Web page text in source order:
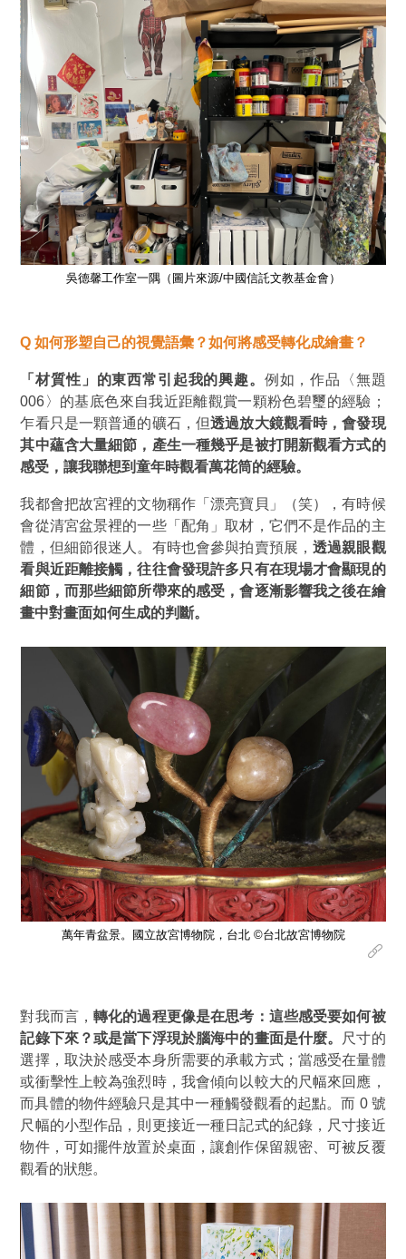
吳德馨工作室一隅（圖片來源/中國信託文教基金會）
Q如何形塑自己的視覺語彙？如何將感受轉化成繪畫？
「材質性」的東西常引起我的興趣。 例如，作品〈無題
006〉的基底色來自我近距離觀賞一顆粉色碧璽的經驗；
乍看只是一顆普通的礦石，但透過放大鏡觀看時，會發現
其中蘊含大量細節，產生一種幾乎是被打開新觀看方式的
感受，讓我聯想到童年時觀看萬花筒的經驗。
我都會把故宮裡的文物稱作「漂亮寶貝」（笑），有時候
會從清宮盆景裡的一些「配角」取材，它們不是作品的主
體，但細節很迷人。有時也會參與拍賣預展，透過親眼觀
看與近距離接觸，往往會發現許多只有在現場才會顯現的
細節，而那些細節所帶來的感受，會逐漸影響我之後在繪
畫中對畫面如何生成的判斷。
萬年青盆景。國立故宮博物院，台北 ©台北故宮博物院
對我而言，轉化的過程更像是在思考：這些感受要如何被
記錄下來？或是當下浮現於腦海中的畫面是什麼。 尺寸的
選擇，取決於感受本身所需要的承載方式；當感受在量體
或衝擊性上較為強烈時，我會傾向以較大的尺幅來回應，
而具體的物件經驗只是其中一種觸發觀看的起點。而 0 號
尺幅的小型作品，則更接近一種日記式的紀錄，尺寸接近
物件，可如擺件放置於桌面，讓創作保留親密、可被反覆
觀看的狀態。